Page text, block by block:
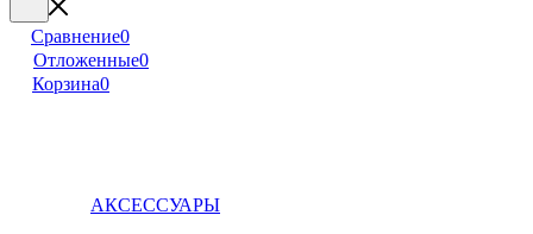
Сравнение0
Отложенные0
Корзина0
АКСЕССУАРЫ